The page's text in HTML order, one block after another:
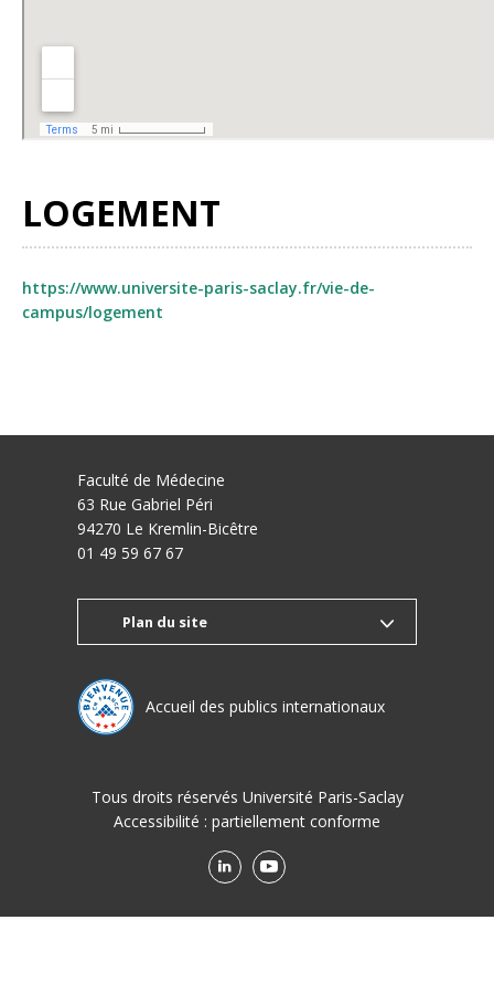
LOGEMENT
https://www.universite-paris-saclay.fr/vie-de-
campus/logement
Faculté de Médecine
63 Rue Gabriel Péri
94270 Le Kremlin-Bicêtre
01 49 59 67 67
Plan du site
Accueil des publics internationaux
Tous droits réservés Université Paris-Saclay
Accessibilité : partiellement conforme
LinkedInYoutube